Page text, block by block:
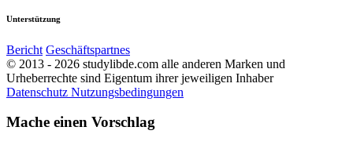
Unterstützung
Bericht Geschäftspartnes
© 2013 - 2026 studylibde.com alle anderen Marken und
Urheberrechte sind Eigentum ihrer jeweiligen Inhaber
Datenschutz Nutzungsbedingungen
Mache einen Vorschlag